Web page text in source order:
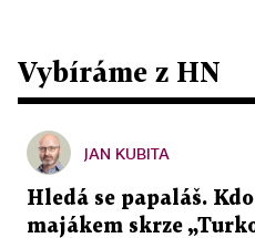
Vybíráme z HN
JAN KUBITA
Hledá se papaláš.
majákem skrze